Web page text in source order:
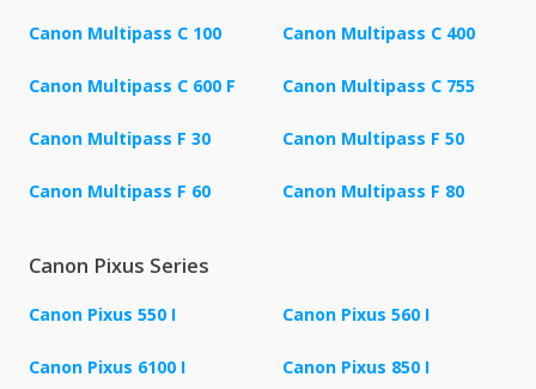
Canon Multipass C 100 Canon Multipass C 400
Canon Multipass C 600 F Canon Multipass C 755
Canon Multipass F 30 Canon Multipass F 50
Canon Multipass F 60 Canon Multipass F 80
Canon Pixus Series
Canon Pixus 550 I Canon Pixus 560 I
Canon Pixus 6100 I Canon Pixus 850 I